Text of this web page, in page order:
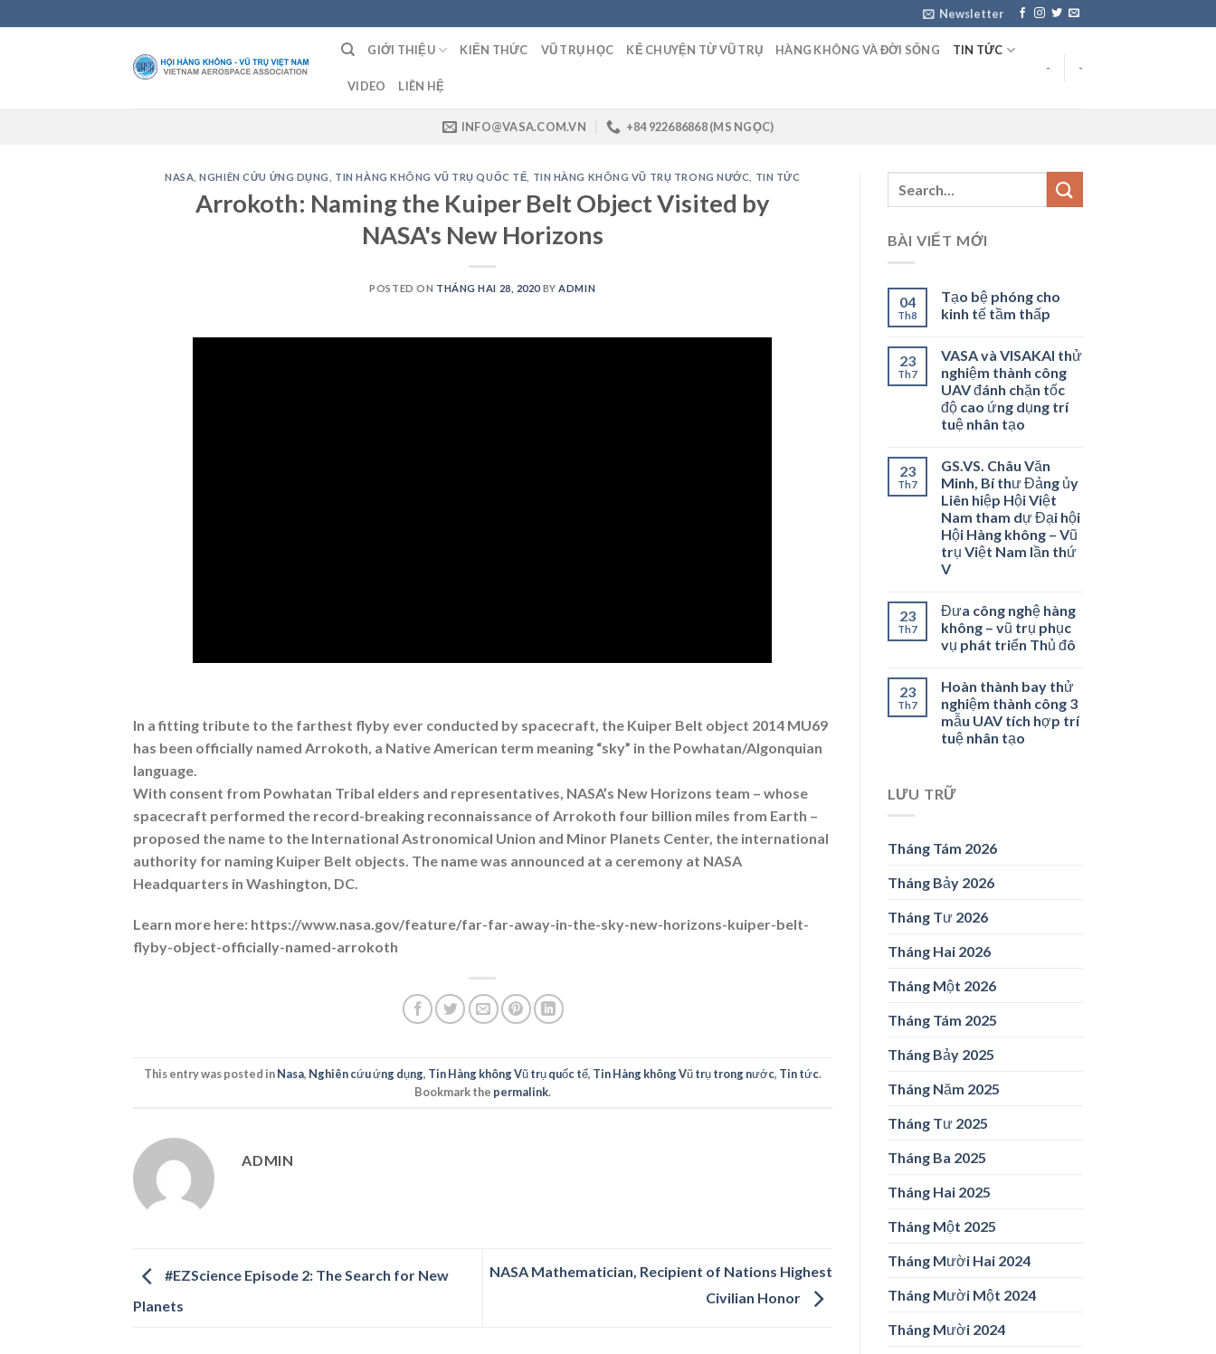
to
Newsletter
GIỚI THIỆU KIẾN THỨC VŨ TRỤ HỌC KỂ CHUYỆN TỪ VŨ TRỤ HÀNG KHÔNG VÀ ĐỜI SỐNG TIN TỨC
VIDEO LIÊN HỆ
- -
INFO@VASA.COM.VN +84 922686868 (MS NGỌC)
NASA ,NGHIÊN CỨU ỨNG DỤNG TIN HÀNG KHÔNG VŨ TRỤ QUỐC TẾ TIN HÀNG KHÔNG VŨ TRỤ TRONG NƯỚC TIN TỨC
Arrokoth: Naming the Kuiper Belt Object Visited by
NASA's New Horizons
POSTED ON THÁNG HAI 28, 2020 BY ADMIN
In a fitting tribute to the farthest flyby ever conducted by spacecraft, the Kuiper Belt object 2014 MU69
has been officially named Arrokoth, a Native American term meaning “sky” in the Powhatan/Algonquian
language.
With consent from Powhatan Tribal elders and representatives, NASA’s New Horizons team – whose
spacecraft performed the record-breaking reconnaissance of Arrokoth four billion miles from Earth –
proposed the name to the International Astronomical Union and Minor Planets Center, the international
authority for naming Kuiper Belt objects. The name was announced at a ceremony at NASA
Headquarters in Washington, DC.
Learn more here: https://www.nasa.gov/feature/far-far-away-in-the-sky-new-horizons-kuiper-belt-
flyby-object-officially-named-arrokoth
This entry was posted inNasa, Nghiên cứu ứng dụng, Tin Hàng không Vũ trụ quốc tế, Tin Hàng không Vũ trụ trong nước, Tin tức.
Bookmark the permalink.
ADMIN
#EZScience Episode 2: The Search for New
Planets
NASA Mathematician, Recipient of Nations Highest
Civilian Honor
BÀI VIẾT MỚI
04
Th8
Tạo bệ phóng cho
kinh tế tầm thấp
23
Th7
VASA và VISAKAI thử
nghiệm thành công
UAV đánh chặn tốc
độ cao ứng dụng trí
tuệ nhân tạo
23
Th7
GS.VS. Châu Văn
Minh, Bí thư Đảng ủy
Liên hiệp Hội Việt
Nam tham dự Đại hội
Hội Hàng không – Vũ
trụ Việt Nam lần thứ
V
23
Th7
Đưa công nghệ hàng
không – vũ trụ phục
vụ phát triển Thủ đô
23
Th7
Hoàn thành bay thử
nghiệm thành công 3
mẫu UAV tích hợp trí
tuệ nhân tạo
LƯU TRỮ
Tháng Tám 2026
Tháng Bảy 2026
Tháng Tư 2026
Tháng Hai 2026
Tháng Một 2026
Tháng Tám 2025
Tháng Bảy 2025
Tháng Năm 2025
Tháng Tư 2025
Tháng Ba 2025
Tháng Hai 2025
Tháng Một 2025
Tháng Mười Hai 2024
Tháng Mười Một 2024
Tháng Mười 2024